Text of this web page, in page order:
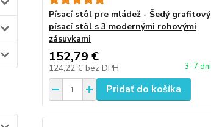
Písací stôl pre mládež - Šedý grafitový
písací stôl s 3 modernými rohovými
zásuvkami
152,79 €
124,22 € bez DPH 3-7 dni
Pridať do košíka